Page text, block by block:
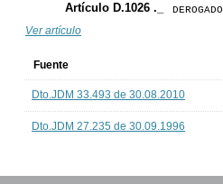
Artículo D.1026 ._ DEROGADO
Ver artículo
Fuente
Dto.JDM 33.493 de 30.08.2010
Dto.JDM 27.235 de 30.09.1996